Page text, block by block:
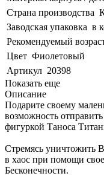
Страна производства
Заводская упаковка в
Рекомендуемый
Цвет Фиолетовый
Артикул 20398
Показать еще
Описание
Подарите своему
возможность
фигуркой Таноса
Стремясь уничтожить
в хаос при помощи
Бесконечности.